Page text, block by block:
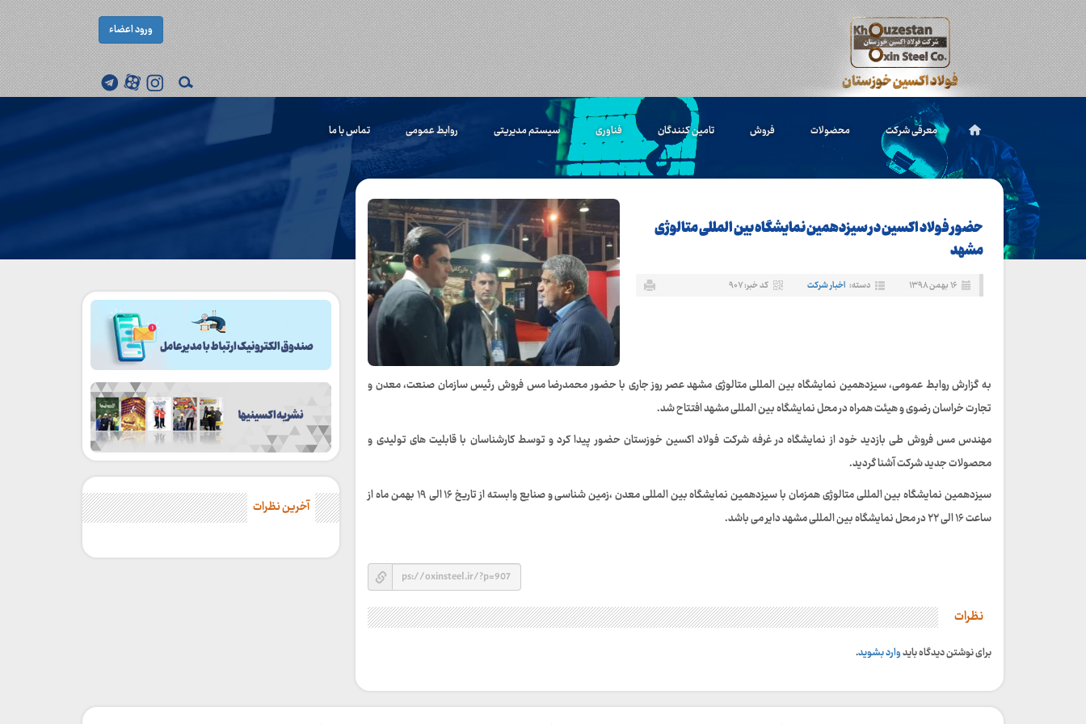
ورود اعضاء
معرفی شرکت محصولات فروش تامین کنندگان فناوری سیستم مدیریتی روابط عمومی تماس با ما
حضور فولاد اکسین در سیزدهمین نمایشگاه بین المللی متالوژی
مشهد
۱۶ بهمن ۱۳۹۸ دسته: اخبار شرکت کد خبر: ۹۰۷
به گزارش روابط عمومی، سیزدهمین نمایشگاه بین المللی متالوژی مشهد عصر روز جاری با حضور محمدرضا مس فروش رئیس سازمان صنعت، معدن و
تجارت خراسان رضوی و هیئت همراه در محل نمایشگاه بین المللی مشهد افتتاح شد.
مهندس مس فروش طی بازدید خود از نمایشگاه در غرفه شرکت فولاد اکسین خوزستان حضور پیدا کرد و توسط کارشناسان با قابلیت های تولیدی و
محصولات جدید شرکت آشنا گردید.
سیزدهمین نمایشگاه بین المللی متالوژی همزمان با سیزدهمین نمایشگاه بین المللی معدن ،زمین شناسی و صنایع وابسته از تاریخ ۱۶ الی ۱۹ بهمن ماه از
ساعت ۱۶ الی ۲۲ در محل نمایشگاه بین المللی مشهد دایر می باشد.
نظرات
برای نوشتن دیدگاه بایدوارد بشوید.
آخرین نظرات